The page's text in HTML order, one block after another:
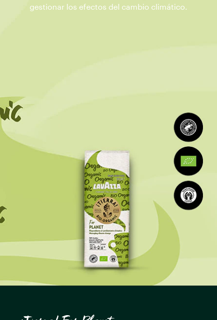
gestionar los efectos del cambio climático.